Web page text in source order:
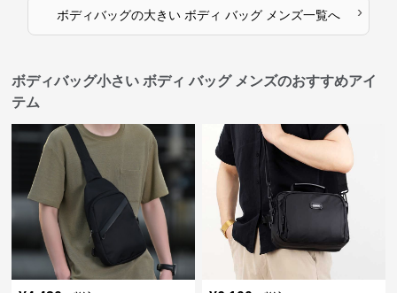
ボディバッグの大きい ボディ バッグ メンズ一覧へ ›
ボディバッグ小さい ボディ バッグ メンズのおすすめアイ
テム